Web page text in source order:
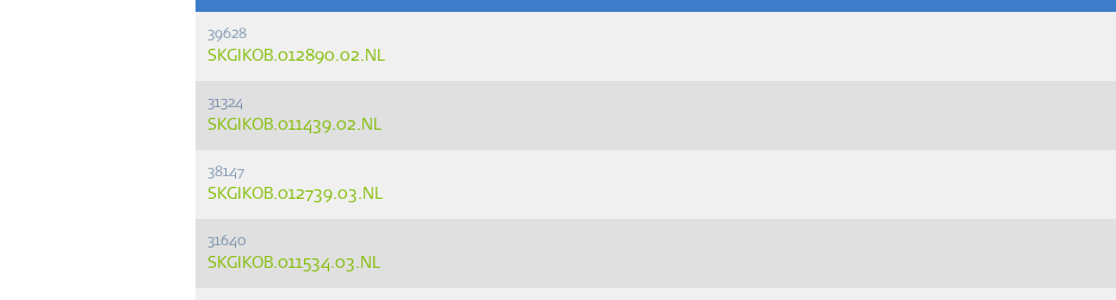
39628
SKGIKOB.012890.02.NL
31324
SKGIKOB.011439.02.NL
38147
SKGIKOB.012739.03.NL
31640
SKGIKOB.011534.03.NL